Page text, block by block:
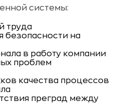
системы:
труда
безопасности на
в работу компании
проблем
качества процессов
преград между